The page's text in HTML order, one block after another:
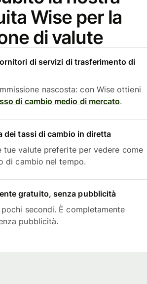
Wise per la
di valute
di servizi di trasferimento di
nascosta: con Wise ottieni
di cambio medio di mercato.
dei tassi di cambio in diretta
tue valute preferite per vedere come
di cambio nel tempo.
gratuito, senza pubblicità
secondi. È completamente
pubblicità.